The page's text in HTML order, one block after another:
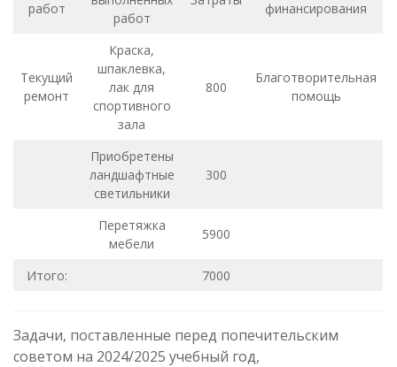
работ
работ
финансирования
Текущий
ремонт
Краска,
шпаклевка,
лак для
спортивного
зала
800
Благотворительная
помощь
Приобретены
ландшафтные
светильники
300
Перетяжка
мебели
5900
Итого: 7000
Задачи, поставленные перед попечительским
советом на 2024/2025 учебный год,